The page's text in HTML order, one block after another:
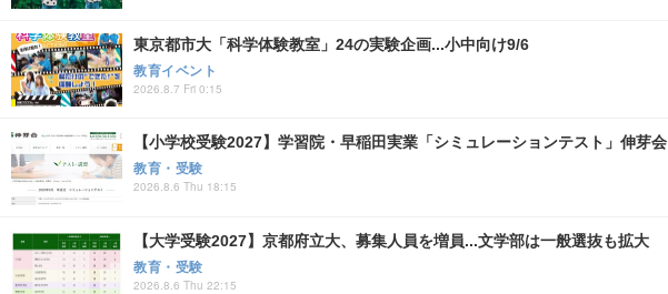
東京都市大「科学体験教室」24の実験企画...小中向け9/6
教育イベント
2026.8.7 Fri 0:15
【小学校受験2027】学習院・早稲田実業「シミュレーションテスト」伸芽会
教育・受験
2026.8.6 Thu 18:15
【大学受験2027】京都府立大、募集人員を増員...文学部は一般選抜も拡大
教育・受験
2026.8.6 Thu 22:15